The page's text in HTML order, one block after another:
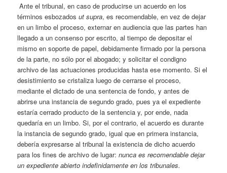
Ante el tribunal, en caso de producirse un acuerdo en los
términos esbozadosut supra, es recomendable, en vez de dejar
en un limbo el proceso, externar en audiencia que las partes han
llegado a un consenso por escrito, al tiempo de depositar el
mismo en soporte de papel, debidamente firmado por la persona
de la parte, no sólo por el abogado; y solicitar el condigno
archivo de las actuaciones producidas hasta ese momento. Si el
desistimiento se cristaliza luego de cerrarse el proceso,
mediante el dictado de una sentencia de fondo, y antes de
abrirse una instancia de segundo grado, pues ya el expediente
estaría cerrado producto de la sentencia y, por ende, nada
quedaría en un limbo. Si, por el contrario, el acuerdo es durante
la instancia de segundo grado, igual que en primera instancia,
debería expresarse al tribunal la existencia de dicho acuerdo
para los fines de archivo de lugar:nunca es recomendable dejar
un expediente abierto indefinidamente en los tribunales.